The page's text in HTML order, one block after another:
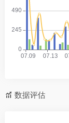
数据评估